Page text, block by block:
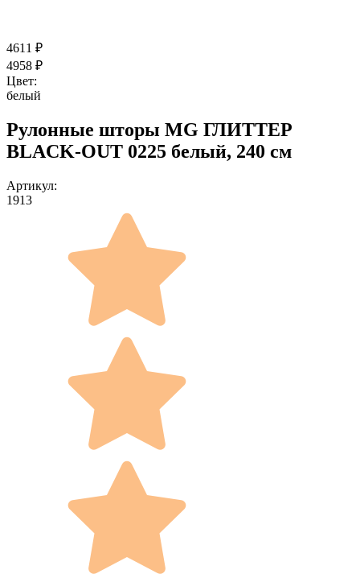
4611 ₽
4958 ₽
Цвет:
белый
Рулонные шторы MG ГЛИТТЕР
BLACK-OUT 0225 белый, 240 см
Артикул:
1913